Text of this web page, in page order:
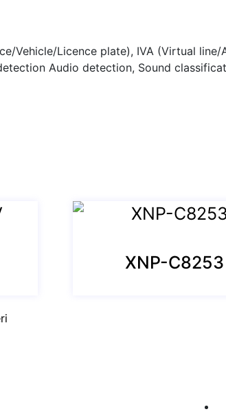
Vehicle/Licence plate), IVA (Virtual
Audio detection, Sound
XNP-C8253